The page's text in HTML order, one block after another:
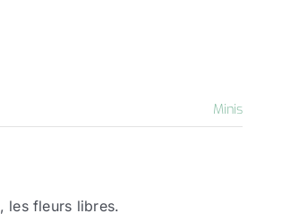
Minis
, les fleurs libres.